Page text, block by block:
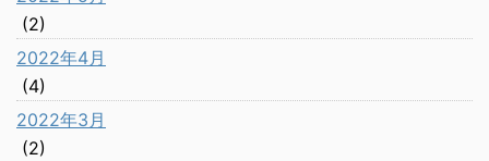
(2)
2022年4月
(4)
2022年3月
(2)